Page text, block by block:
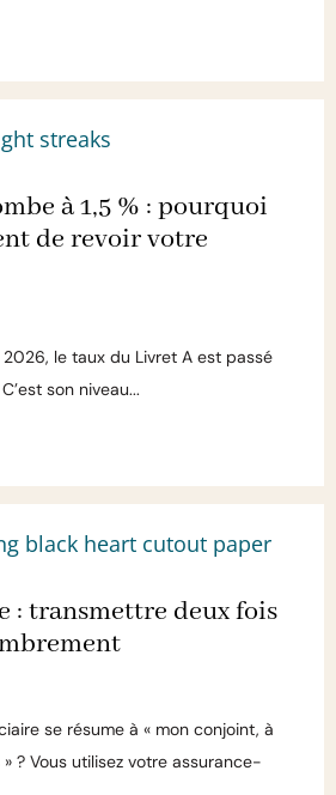
à 1,5 % : pourquoi
de revoir votre
2026, le taux du Livret A est passé
son niveau...
: transmettre deux fois
se résume à « mon conjoint, à
? Vous utilisez votre assurance-